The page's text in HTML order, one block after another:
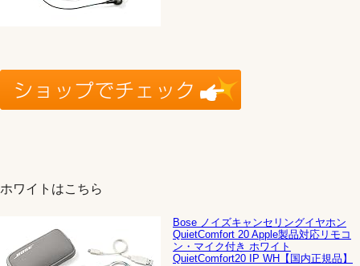
ホワイトはこちら
Bose ノイズキャンセリングイヤホン
QuietComfort 20 Apple製品対応リモコ
ン・マイク付き ホワイト
QuietComfort20 IP WH【国内正規品】